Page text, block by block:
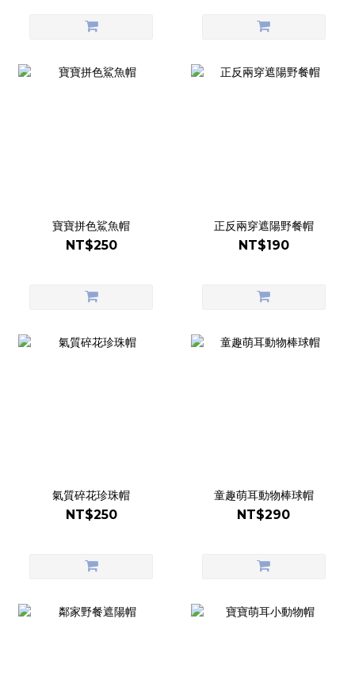
寶寶拼色鯊魚帽
NT$250
正反兩穿遮陽野餐帽
NT$190
氣質碎花珍珠帽
NT$250
童趣萌耳動物棒球帽
NT$290